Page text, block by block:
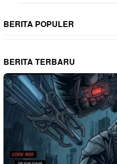
BERITA POPULER
BERITA TERBARU